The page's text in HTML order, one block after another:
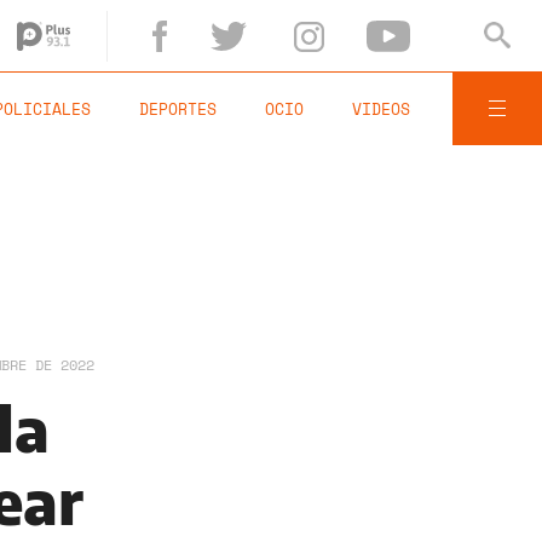
DEPORTES OCIO VIDEOS
DE 2022